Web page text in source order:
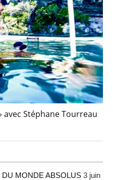
Stéphane Tourreau
MONDE ABSOLUS 3 juin